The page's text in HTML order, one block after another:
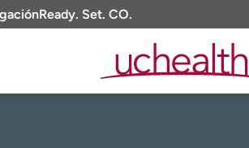
Ready. Set. CO.